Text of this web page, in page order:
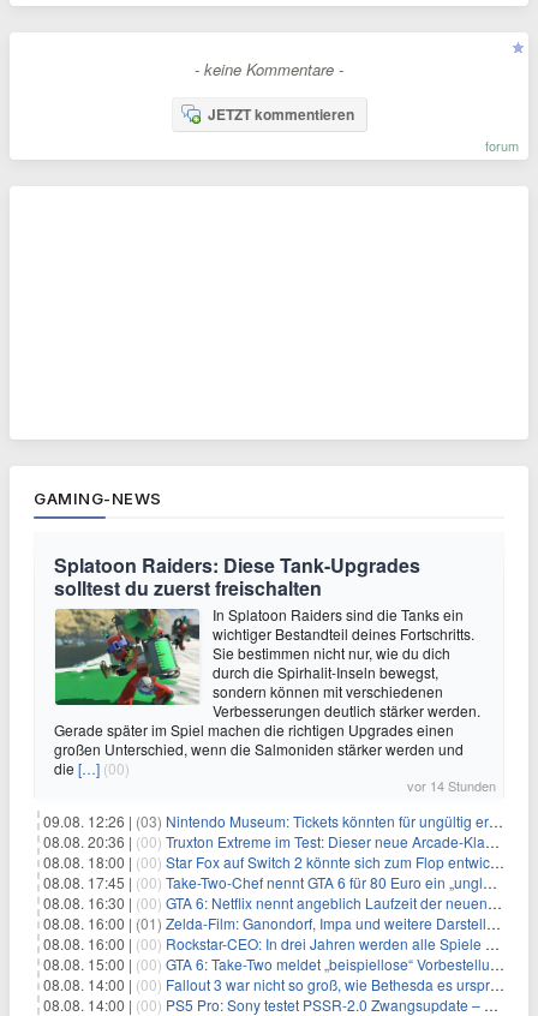
- keine Kommentare -
JETZT kommentieren
forum
GAMING-NEWS
Splatoon Raiders: Diese Tank-Upgrades
solltest du zuerst freischalten
In Splatoon Raiders sind die Tanks ein
wichtiger Bestandteil deines Fortschritts.
Sie bestimmen nicht nur, wie du dich
durch die Spirhalit-Inseln bewegst,
sondern können mit verschiedenen
Verbesserungen deutlich stärker werden.
Gerade später im Spiel machen die richtigen Upgrades einen
großen Unterschied, wenn die Salmoniden stärker werden und
die […] (00)
vor 14 Stunden
09.08. 12:26 | (03) Nintendo Museum: Tickets könnten für ungültig erklärt werden!
08.08. 20:36 | (00) Truxton Extreme im Test: Dieser neue Arcade-Klassiker verzeiht dir gar nichts
08.08. 18:00 | (00) Star Fox auf Switch 2 könnte sich zum Flop entwickeln
08.08. 17:45 | (00) Take-Two-Chef nennt GTA 6 für 80 Euro ein „unglaubliches Schnäppchen“
08.08. 16:30 | (00) GTA 6: Netflix nennt angeblich Laufzeit der neuen Gameplay-Präsentation
08.08. 16:00 | (01) Zelda-Film: Ganondorf, Impa und weitere Darsteller sollen feststehen
08.08. 16:00 | (00) Rockstar-CEO: In drei Jahren werden alle Spiele gestreamt
08.08. 15:00 | (00) GTA 6: Take-Two meldet „beispiellose“ Vorbestellungen – und nennt sie im selben Atemzug unkalkulierbar
08.08. 14:00 | (00) Fallout 3 war nicht so groß, wie Bethesda es ursprünglich wollte
08.08. 14:00 | (00) PS5 Pro: Sony testet PSSR-2.0 Zwangsupdate – und das ist gut so